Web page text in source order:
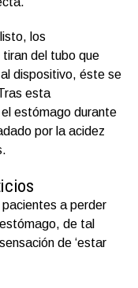
los
del tubo que
dispositivo, éste se
esta
estómago durante
por la acidez
a perder
de tal
de ‘estar